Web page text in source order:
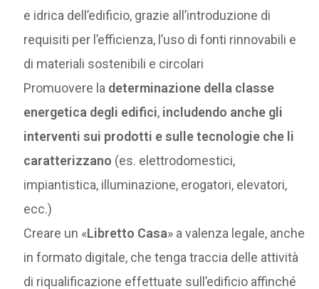
e idrica dell’edificio, grazie all’introduzione di
requisiti per l’efficienza, l’uso di fonti rinnovabili e
di materiali sostenibili e circolari
Promuovere la determinazione della classe
energetica degli edifici, includendo anche gli
interventi sui prodotti e sulle tecnologie che li
caratterizzano (es. elettrodomestici,
impiantistica, illuminazione, erogatori, elevatori,
ecc.)
Creare un «Libretto Casa» a valenza legale, anche
in formato digitale, che tenga traccia delle attività
di riqualificazione effettuate sull’edificio affinché